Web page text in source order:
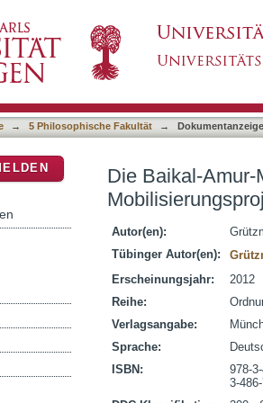
→ 5 Philosophische Fakultät → Dokumentanzeige
Die Baikal-
Autor(en):
Tübinger Autor(en):
Erscheinungsjahr:
2012
Reihe:
Verlagsangabe:
Sprache:
ISBN:
978-
3-